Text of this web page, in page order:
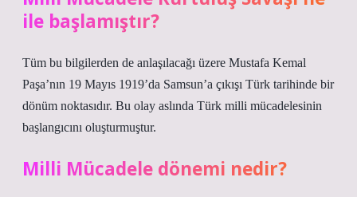
ile başlamıştır?
Tüm bu bilgilerden de anlaşılacağı üzere Mustafa Kemal
Paşa’nın 19 Mayıs 1919’da Samsun’a çıkışı Türk tarihinde bir
dönüm noktasıdır. Bu olay aslında Türk milli mücadelesinin
başlangıcını oluşturmuştur.
Milli Mücadele dönemi nedir?